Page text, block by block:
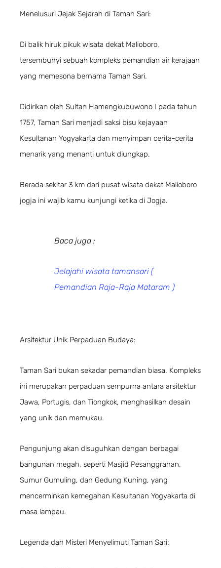
Menelusuri Jejak Sejarah di Taman Sari:
Di balik hiruk pikuk wisata dekat Malioboro,
tersembunyi sebuah kompleks pemandian air kerajaan
yang memesona bernama Taman Sari.
Didirikan oleh Sultan Hamengkubuwono I pada tahun
1757, Taman Sari menjadi saksi bisu kejayaan
Kesultanan Yogyakarta dan menyimpan cerita-cerita
menarik yang menanti untuk diungkap.
Berada sekitar 3 km dari pusat wisata dekat Malioboro
jogja ini wajib kamu kunjungi ketika di Jogja.
Baca juga :
Jelajahi wisata tamansari (
Pemandian Raja-Raja Mataram )
Arsitektur Unik Perpaduan Budaya:
Taman Sari bukan sekadar pemandian biasa. Kompleks
ini merupakan perpaduan sempurna antara arsitektur
Jawa, Portugis, dan Tiongkok, menghasilkan desain
yang unik dan memukau.
Pengunjung akan disuguhkan dengan berbagai
bangunan megah, seperti Masjid Pesanggrahan,
Sumur Gumuling, dan Gedung Kuning, yang
mencerminkan kemegahan Kesultanan Yogyakarta di
masa lampau.
Legenda dan Misteri Menyelimuti Taman Sari: